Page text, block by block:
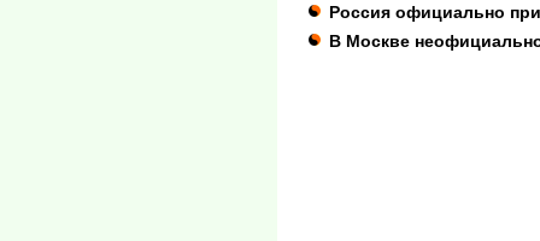
Россия официально
В Москве